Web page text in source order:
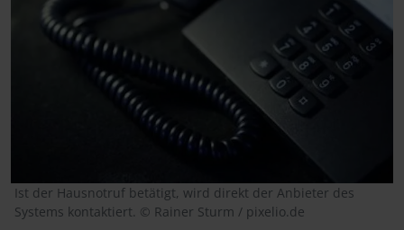
Ist der Hausnotruf betätigt, wird direkt der Anbieter des
Systems kontaktiert. © Rainer Sturm / pixelio.de